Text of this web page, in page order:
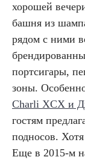
хорошей
башня из
рядом с ними
портсигары,
зоны.
Charli XCX и
гостям
подносов.
Еще в 2015-м